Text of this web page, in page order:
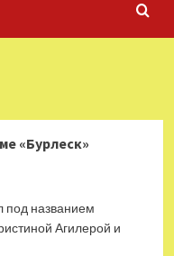
«Бурлеск»
под названием
Агилерой и